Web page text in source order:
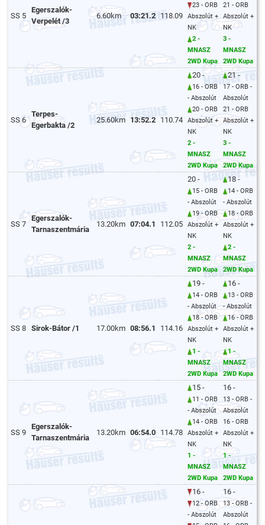
SS 5
Egerszalók-
Verpelét /3
6.60km 03:21.2 118.09
23 - ORB
Abszolút +
NK
2 -
MNASZ
2WD Kupa
21 - ORB
Abszolút +
NK
3 -
MNASZ
2WD Kupa
SS 6
Terpes-
Egerbakta /2
25.60km 13:52.2 110.74
20 -
16 - ORB
- Abszolút
20 - ORB
Abszolút +
NK
2 -
MNASZ
2WD Kupa
21 -
17 - ORB -
Abszolút
21 - ORB
Abszolút +
NK
3 -
MNASZ
2WD Kupa
SS 7
Egerszalók-
Tarnaszentmária
13.20km 07:04.1 112.05
20 -
15 - ORB
- Abszolút
19 - ORB
Abszolút +
NK
2 -
MNASZ
2WD Kupa
18 -
14 - ORB
- Abszolút
18 - ORB
Abszolút +
NK
2 -
MNASZ
2WD Kupa
SS 8 Sirok-Bátor /1 17.00km 08:56.1 114.16
19 -
14 - ORB
- Abszolút
18 - ORB
Abszolút +
NK
1 -
MNASZ
2WD Kupa
16 -
13 - ORB
- Abszolút
16 - ORB
Abszolút +
NK
1 -
MNASZ
2WD Kupa
SS 9
Egerszalók-
Tarnaszentmária
13.20km 06:54.0 114.78
15 -
11 - ORB
- Abszolút
14 - ORB
Abszolút +
NK
1 -
MNASZ
2WD Kupa
16 -
13 - ORB -
Abszolút
16 - ORB
Abszolút +
NK
1 -
MNASZ
2WD Kupa
16 -
12 - ORB
- Abszolút
16 -
13 - ORB -
Abszolút